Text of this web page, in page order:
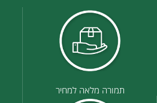
תמורה מלאה למחיר